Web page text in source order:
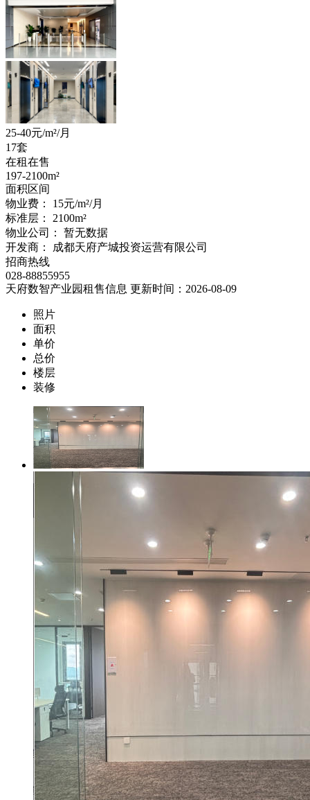
25-40元/m²/月
17套
在租在售
197-2100m²
面积区间
物业费：
15元/m²/月
标准层：
2100m²
物业公司：
暂无数据
开发商：
成都天府产城投资运营有限公司
招商热线
028-88855955
天府数智产业园租售信息 更新时间：2026-08-09
照片
面积
单价
总价
楼层
装修